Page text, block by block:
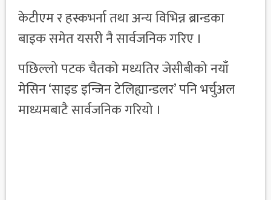
केटीएम र हस्कभर्ना तथा अन्य विभिन्न ब्रान्डका
बाइक समेत यसरी नै सार्वजनिक गरिए ।
पछिल्लो पटक चैतको मध्यतिर जेसीबीको नयाँ
मेसिन ‘साइड इन्जिन टेलिह्यान्डलर’ पनि भर्चुअल
माध्यमबाटै सार्वजनिक गरियो ।